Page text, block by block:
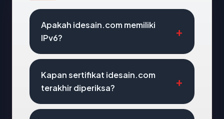
Apakah idesain.com memiliki
IPv6?
Kapan sertifikat idesain.com
terakhir diperiksa?